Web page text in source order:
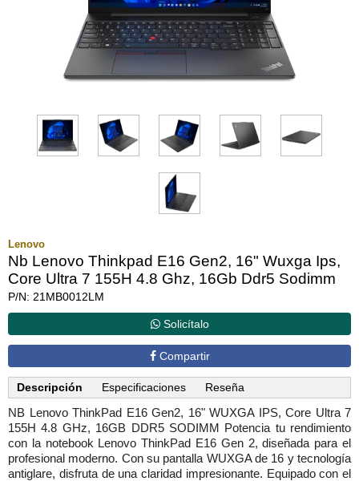
Lenovo
Nb Lenovo Thinkpad E16 Gen2, 16" Wuxga Ips,
Core Ultra 7 155H 4.8 Ghz, 16Gb Ddr5 Sodimm
P/N: 21MB0012LM
Solicítalo
Compartir
Descripción Especificaciones Reseña
NB Lenovo ThinkPad E16 Gen2, 16" WUXGA IPS, Core Ultra 7
155H 4.8 GHz, 16GB DDR5 SODIMM Potencia tu rendimiento
con la notebook Lenovo ThinkPad E16 Gen 2, diseñada para el
profesional moderno. Con su pantalla WUXGA de 16 y tecnología
antiglare, disfruta de una claridad impresionante. Equipado con el